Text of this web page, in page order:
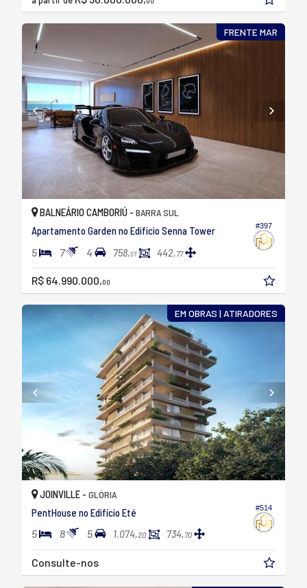
FRENTE MAR
#397
BALNEÁRIO CAMBORIÚ - BARRA SUL
Apartamento Garden no Edifício Senna Tower
5 7 4 758,07 442,77
R$ 64.990.000,00
EM OBRAS | ATIRADORES
#514
JOINVILLE - GLÓRIA
PentHouse no Edifício Eté
5 8 5 1.074,20 734,70
Consulte-nos